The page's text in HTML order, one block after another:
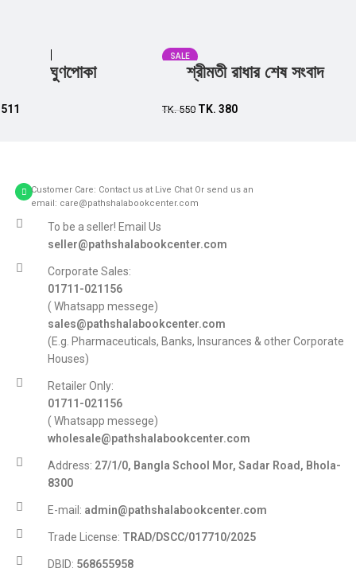
Add to cart
ঘুণপোকা
511
SALE
শ্রীমতী রাধার শেষ সংবাদ
TK.550 TK. 380
Customer Care: Contact us at Live Chat Or send us an
email: care@pathshalabookcenter.com
To be a seller! Email Us
seller@pathshalabookcenter.com
Corporate Sales:
01711-021156
( Whatsapp messege)
sales@pathshalabookcenter.com
(E.g. Pharmaceuticals, Banks, Insurances & other Corporate
Houses)
Retailer Only:
01711-021156
( Whatsapp messege)
wholesale@pathshalabookcenter.com
Address: 27/1/0, Bangla School Mor, Sadar Road, Bhola-
8300
E-mail: admin@pathshalabookcenter.com
Trade License: TRAD/DSCC/017710/2025
DBID: 568655958